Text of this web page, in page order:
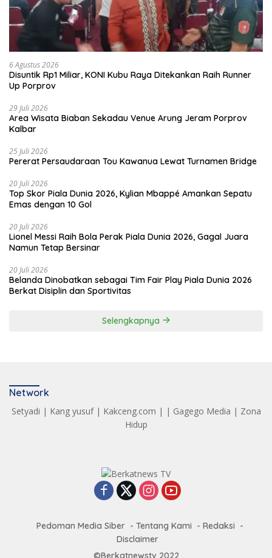
6 Agustus 2026
Disuntik Rp1 Miliar, KONI Kubu Raya Ditekankan Raih Runner
Up Porprov
29 Juli 2026
Area Wisata Biaban Sekadau Venue Arung Jeram Porprov
Kalbar
25 Juli 2026
Pererat Persaudaraan Tou Kawanua Lewat Turnamen Bridge
20 Juli 2026
Top Skor Piala Dunia 2026, Kylian Mbappé Amankan Sepatu
Emas dengan 10 Gol
20 Juli 2026
Lionel Messi Raih Bola Perak Piala Dunia 2026, Gagal Juara
Namun Tetap Bersinar
20 Juli 2026
Belanda Dinobatkan sebagai Tim Fair Play Piala Dunia 2026
Berkat Disiplin dan Sportivitas
Selengkapnya
Network
Setyadi | Kang yusuf| Kakceng.com | | Gagego Media | Zona
Hidup
Pedoman Media Siber Tentang Kami
Redaksi
Disclaimer
©Berkatnewstv 2022